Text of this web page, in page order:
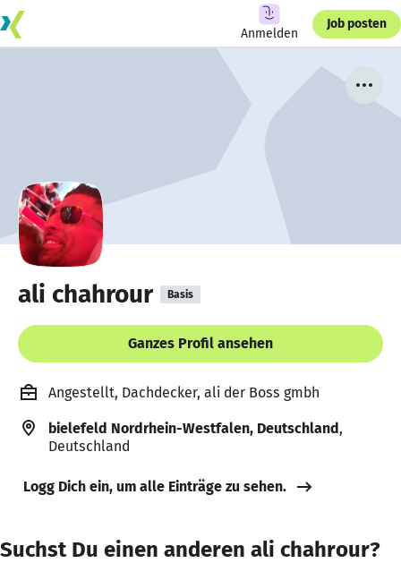
Anmelden
Job posten
ali chahrour Basis
Ganzes Profil ansehen
Angestellt, Dachdecker, ali der Boss gmbh
bielefeld Nordrhein-Westfalen, Deutschland,
Deutschland
Logg Dich ein, um alle Einträge zu sehen.
Suchst Du einen anderen ali chahrour?